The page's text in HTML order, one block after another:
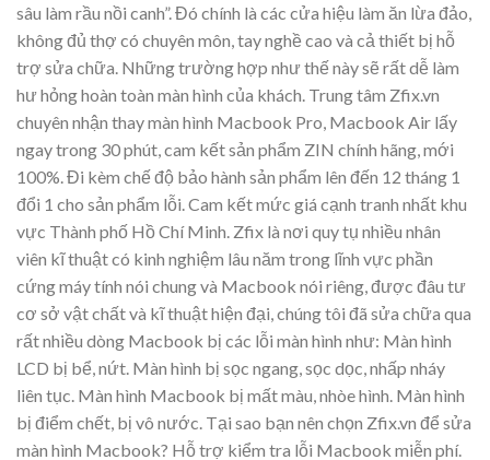
sâu làm rầu nồi canh”. Đó chính là các cửa hiệu làm ăn lừa đảo,
không đủ thợ có chuyên môn, tay nghề cao và cả thiết bị hỗ
trợ sửa chữa. Những trường hợp như thế này sẽ rất dễ làm
hư hỏng hoàn toàn màn hình của khách. Trung tâm Zfix.vn
chuyên nhận thay màn hình Macbook Pro, Macbook Air lấy
ngay trong 30 phút, cam kết sản phẩm ZIN chính hãng, mới
100%. Đi kèm chế độ bảo hành sản phẩm lên đến 12 tháng 1
đổi 1 cho sản phẩm lỗi. Cam kết mức giá cạnh tranh nhất khu
vực Thành phố Hồ Chí Minh. Zfix là nơi quy tụ nhiều nhân
viên kĩ thuật có kinh nghiệm lâu năm trong lĩnh vực phần
cứng máy tính nói chung và Macbook nói riêng, được đâu tư
cơ sở vật chất và kĩ thuật hiện đại, chúng tôi đã sửa chữa qua
rất nhiều dòng Macbook bị các lỗi màn hình như: Màn hình
LCD bị bể, nứt. Màn hình bị sọc ngang, sọc dọc, nhấp nháy
liên tục. Màn hình Macbook bị mất màu, nhòe hình. Màn hình
bị điểm chết, bị vô nước. Tại sao bạn nên chọn Zfix.vn để sửa
màn hình Macbook? Hỗ trợ kiểm tra lỗi Macbook miễn phí.